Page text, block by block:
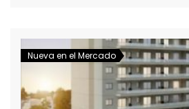
de entrada, recepción y lobby. En […]
Nueva en el Mercado